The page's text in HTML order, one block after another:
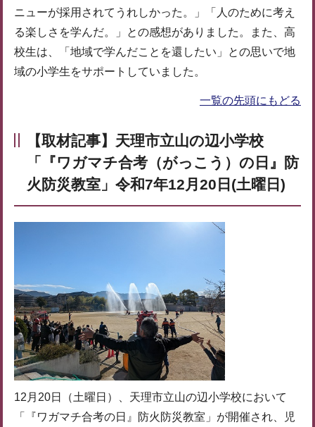
ニューが採用されてうれしかった。」「人のために考え
る楽しさを学んだ。」との感想がありました。また、高
校生は、「地域で学んだことを還したい」との思いで地
域の小学生をサポートしていました。
一覧の先頭にもどる
【取材記事】天理市立山の辺小学校
「『ワガマチ合考（がっこう）の日』防
火防災教室」令和7年12月20日(土曜日)
12月20日（土曜日）、天理市立山の辺小学校において
「『ワガマチ合考の日』防火防災教室」が開催され、児